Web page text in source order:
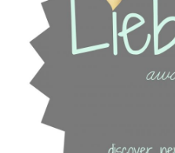
Familien-,
Food-
und
Travelblog